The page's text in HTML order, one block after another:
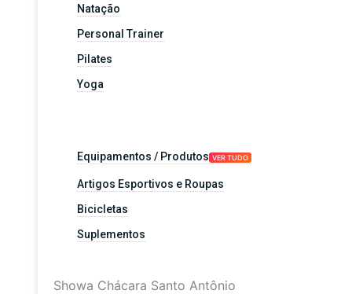
Natação
Personal Trainer
Pilates
Yoga
Equipamentos / Produtos VER TUDO
Artigos Esportivos e Roupas
Bicicletas
Suplementos
Showa Chácara Santo Antônio